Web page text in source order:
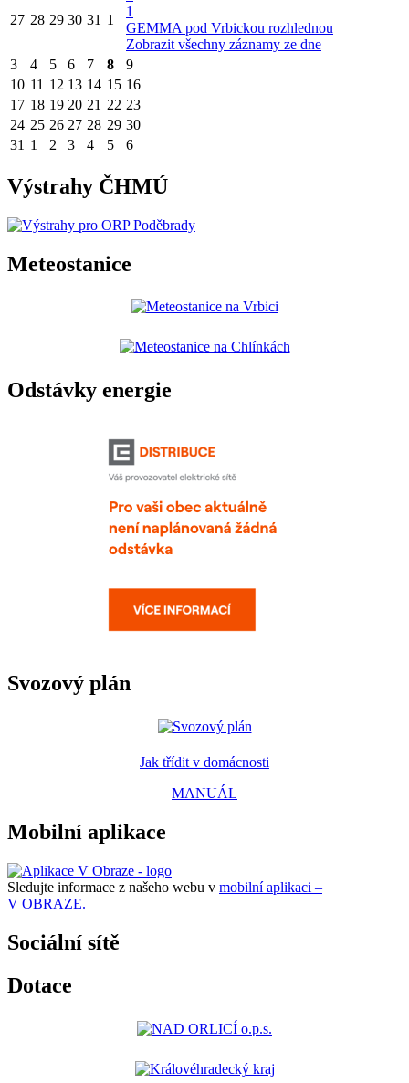
27 28 29 30 31 1
1
GEMMA pod Vrbickou rozhlednou
Zobrazit všechny záznamy ze dne
3
4 5 6 7 8
9
10 11 12 13 14 15 16
17 18 19 20 21 22 23
24 25 26 27 28 29 30
31 1 2 3 4 5 6
Výstrahy ČHMÚ
Meteostanice
Odstávky energie
Svozový plán
Jak třídit v domácnosti
MANUÁL
Mobilní aplikace
Sledujte informace z našeho webu v mobilní aplikaci –
V OBRAZE.
Sociální sítě
Dotace